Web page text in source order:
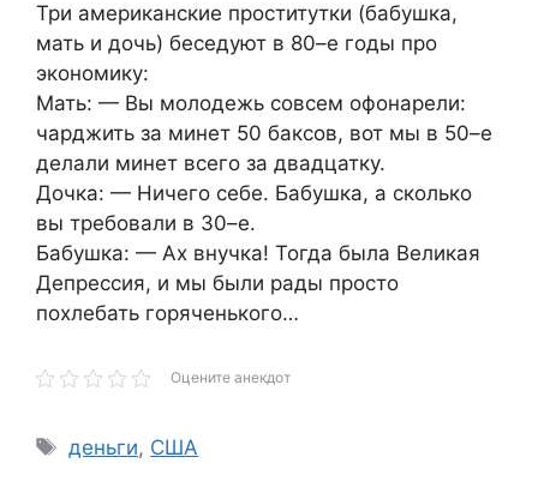
Три американские проститутки (бабушка,
мать и дочь) беседуют в 80–е годы про
экономику:
Мать: — Вы молодежь совсем офонарели:
чарджить за минет 50 баксов, вот мы в 50–е
делали минет всего за двадцатку.
Дочка: — Ничего себе. Бабушка, а сколько
вы требовали в 30–е.
Бабушка: — Ах внучка! Тогда была Великая
Депрессия, и мы были рады просто
похлебать горяченького…
Оцените анекдот
Метки
деньги, США